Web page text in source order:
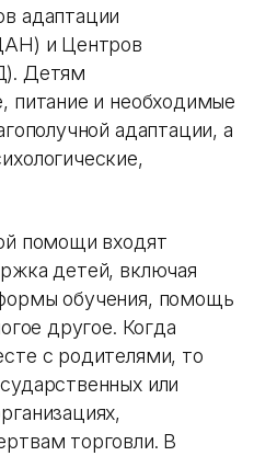
адаптации
и Центров
Детям
питание и необходимые
адаптации, а
помощи входят
детей, включая
обучения, помощь
другое. Когда
с родителями, то
или
торговли. В